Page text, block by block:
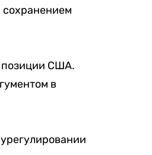
сохранением
позиции США.
в